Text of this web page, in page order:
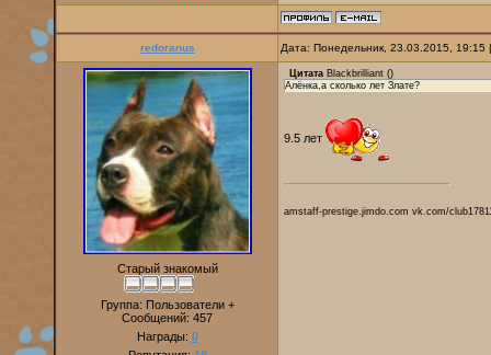
redoranus Дата: Понедельник, 23.03.2015,
Старый знакомый
Группа: Пользователи +
Сообщений: 457
Награды: 0
Цитата Blackbrilliant ()
Алёнка,а сколько лет Злате?
9.5 лет
amstaff-prestige.jimdo.com vk.com/